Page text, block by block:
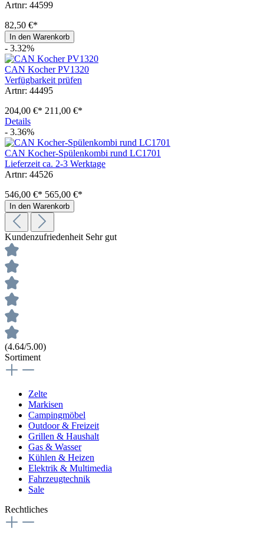
Artnr: 44599
82,50 €*
In den Warenkorb
- 3.32%
CAN Kocher PV1320
Verfügbarkeit prüfen
Artnr: 44495
204,00 €* 211,00 €*
Details
- 3.36%
CAN Kocher-Spülenkombi rund LC1701
Lieferzeit ca. 2-3 Werktage
Artnr: 44526
546,00 €* 565,00 €*
In den Warenkorb
Kundenzufriedenheit Sehr gut
(4.64/5.00)
Sortiment
Zelte
Markisen
Campingmöbel
Outdoor & Freizeit
Grillen & Haushalt
Gas & Wasser
Kühlen & Heizen
Elektrik & Multimedia
Fahrzeugtechnik
Sale
Rechtliches